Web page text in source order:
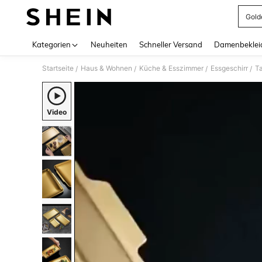
Kategorien Neuheiten Schneller Versand
Startseite / Haus & Wohnen / Küche & Esszimmer / Essgeschirr /
Video